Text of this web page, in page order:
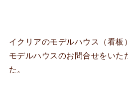
イクリアのモデルハウス（看板
モデルハウスのお問合せをいた
た。